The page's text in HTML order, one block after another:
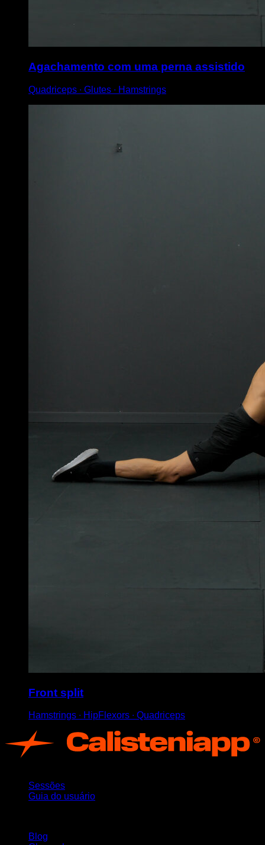
Agachamento com uma perna assistido
Quadriceps ∙ Glutes ∙ Hamstrings
Front split
Hamstrings ∙ HipFlexors ∙ Quadriceps
Sessões
Guia do usuário
Blog